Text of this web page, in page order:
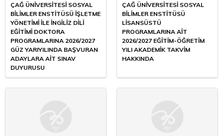
ÇAĞ ÜNİVERSİTESİ SOSYAL
BİLİMLER ENSTİTÜSÜ İŞLETME
YÖNETİMİ İLE İNGİLİZ DİLİ
EĞİTİMİ DOKTORA
PROGRAMLARINA 2026/2027
GÜZ YARIYILINDA BAŞVURAN
ADAYLARA AİT SINAV
DUYURUSU
ÇAĞ ÜNİVERSİTESİ SOSYAL
BİLİMLER ENSTİTÜSÜ
LİSANSÜSTÜ
PROGRAMLARINA AİT
2026/2027 EĞİTİM-ÖĞRETİM
YILI AKADEMİK TAKVİM
HAKKINDA